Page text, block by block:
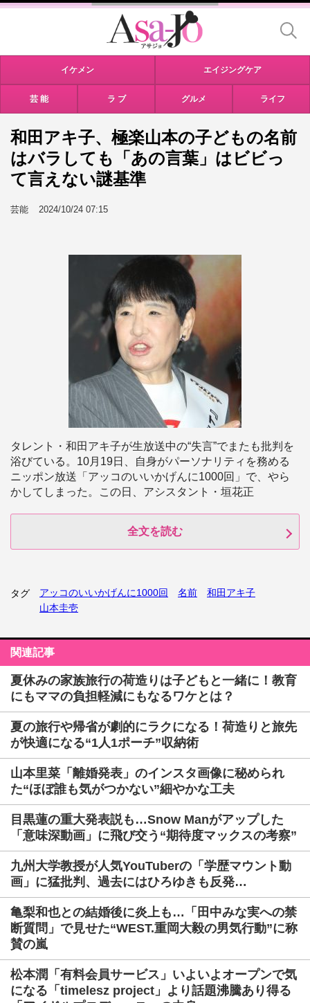
イケメン エイジングケア
芸 能 ラ ブ グルメ ライフ
和田アキ子、極楽山本の子どもの名前
はバラしても「あの言葉」はビビっ
て言えない謎基準
芸能 2024/10/24 07:15
タレント・和田アキ子が生放送中の“失言”でまたも批判を
浴びている。10月19日、自身がパーソナリティを務める
ニッポン放送「アッコのいいかげんに1000回」で、やら
かしてしまった。この日、アシスタント・垣花正
全文を読む
タグ アッコのいいかげんに1000回 名前
和田アキ子
山本圭壱
関連記事
夏休みの家族旅行の荷造りは子どもと一緒に！教育
にもママの負担軽減にもなるワケとは？
夏の旅行や帰省が劇的にラクになる！荷造りと旅先
が快適になる“1人1ポーチ”収納術
山本里菜「離婚発表」のインスタ画像に秘められ
た“ほぼ誰も気がつかない”細やかな工夫
目黒蓮の重大発表説も…Snow Manがアップした
「意味深動画」に飛び交う“期待度マックスの考察”
九州大学教授が人気YouTuberの「学歴マウント動
画」に猛批判、過去にはひろゆきも反発…
亀梨和也との結婚後に炎上も…「田中みな実への禁
断質問」で見せた“WEST.重岡大毅の男気行動”に称
賛の嵐
松本潤「有料会員サービス」いよいよオープンで気
になる「timelesz project」より話題沸騰あり得る